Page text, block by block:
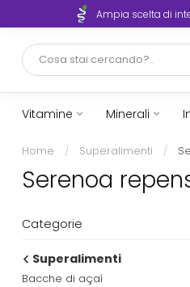
Ampia scelta di
Vitamine Minerali
Home / Superalimenti /
Serenoa
Categorie
Superalimenti
Bacche di açaí